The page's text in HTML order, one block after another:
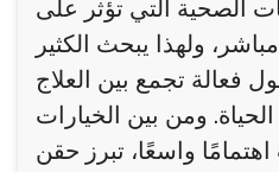
الصحية التي تؤثر على
ولهذا يبحث الكثير
فعالة تجمع بين العلاج
ومن بين الخيارات
اهتمامًا واسعًا، تبرز حقن